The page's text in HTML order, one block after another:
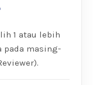
1 atau lebih
pada masing-